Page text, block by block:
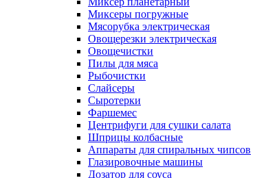
Миксеры погружные
Мясорубка электрическая
Овощерезки электрическая
Овощечистки
Пилы для мяса
Рыбочистки
Слайсеры
Сыротерки
Фаршемес
Центрифуги для сушки салата
Шприцы колбасные
Аппараты для спиральных чипсов
Глазировочные машины
Дозатор для соуса